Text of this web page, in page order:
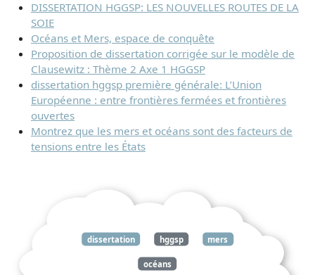
DISSERTATION HGGSP: LES NOUVELLES ROUTES DE LA
SOIE
Océans et Mers, espace de conquête
Proposition de dissertation corrigée sur le modèle de
Clausewitz : Thème 2 Axe 1 HGGSP
dissertation hggsp première générale: L’Union
Européenne : entre frontières fermées et frontières
ouvertes
Montrez que les mers et océans sont des facteurs de
tensions entre les États
dissertation hggsp mers
océans